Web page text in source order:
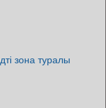
зона туралы